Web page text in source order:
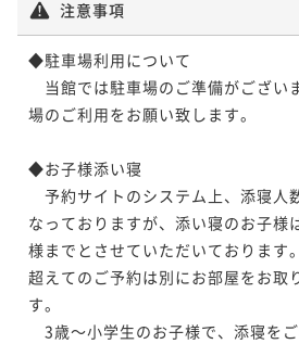
注意事項
◆駐車場利用について
当館では駐車場のご準備がござい
場のご利用をお願い致します。
◆お子様添い寝
予約サイトのシステム上、添寝人
なっておりますが、添い寝のお子様
様までとさせていただいております
超えてのご予約は別にお部屋をお取
す。
3歳～小学生のお子様で、添寝を